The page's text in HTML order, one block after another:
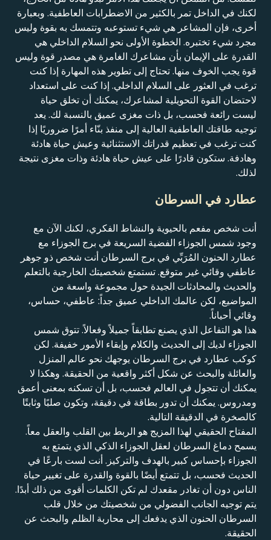
لكنك في الداخل تمر بالكثير من الاضطرابات العاطفية. وبعبارة
أخرى، فإن المشاعر هي شيء تستوعبه وتتمسك به بقوة وليس
مجرد شيء تختبره. الخطوة الأولى نحو السلام الداخلي هي
القدرة على الإيمان بأن مشاعرك الغامرة هي مصدر قوة وليس
قوة يجب الخوف منها. تحتاج إلى تطوير هذه المهارة إذا كنت
ترغب في العثور على السلام الداخلي. إذا كنت على استعداد
لاحتضان القوة التحويلية لمشاعرك، يمكنك أن تخلق حياة
ليست رائعة فحسب، بل ذات مغزى عميق بالنسبة لك. يعد
توجيه طاقتك العاطفية العالية إلى منفذ بنّاء أمرًا ضروريًا إذا
كنت ترغب في تعظيم قدراتك الاستثنائية وعيش حياة هادئة
وهادفة. ستكون قادرًا على عيش حياة هادئة وذات مغزى نتيجة
لذلك.
عطارد في السرطان
أنت شخص مفعم بالحيوية والنشاط الفكري، لكنك الآن مع
وجود شمس الجوزاء الفضية السريعة في برج الجوزاء مع
عطارد الحنون المُرَبِّي في برج السرطان أنت شخص ذو جوهر
عاطفي وقائي غير متوقع. تستمتع شخصيتك الخارجية بالتعلم
والحديث والمحادثات الجيدة حول مجموعة واسعة من
المواضيع، لكن عالمك الداخلي عميق جداً: عاطفي، حساس،
وقائي أحياناً.
هذا هو التفاعل الذي يصنع تطابقاً جميلاً وفعالاً. تتوق شمس
الجوزاء لديك إلى الحديث والكلام وإبقاء الأمور خفيفة. لكن
كوكب عطارد في برج السرطان يوجهك نحو عالم المنزل
والعائلة والبحث عن شكل أكثر واقعية من الحقيقة. وهكذا لا
يمكنك أن تتجول في العالم فحسب، بل أن تسكنه بمعنى أعمق
ومدروس. يمكنك أن تدور بطاقة في دقيقة، وتكون صلبًا وثابتًا
كالصخرة في الدقيقة التالية.
المفتاح الحقيقي لهذا المزيج هو الربط بين القلب والعقل معاً.
يسمح دماغ السرطان لعقل الجوزاء الذكي الذي يتمتع به
الجوزاء بإحساس كبير بالهدف والتركيز. أنت لست بارعًا في
الحديث فحسب، بل تتمتع أيضًا بالقوة والقدرة على تغيير حياة
الناس دون أن تغادر مقعدك لم تكن الكلمات أقوى من ذلك أبدًا.
يتم توجيه الجانب الفضولي من شخصيتك من خلال قلب
السرطان الحنون الذي يدفعك إلى محاربة الظلم والبحث عن
الحقيقة.